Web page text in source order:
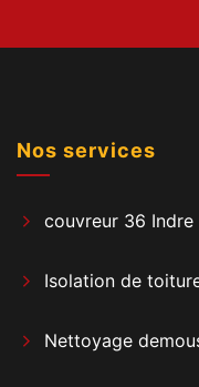
Nos services
couvreur 36 Indre
Isolation de
Nettoyage